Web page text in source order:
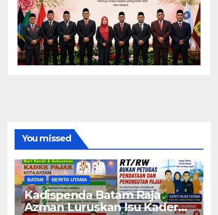
You missed
BATAM BERITA UTAMA
Kadispenda Batam Raja
Azman Luruskan Isu Kader